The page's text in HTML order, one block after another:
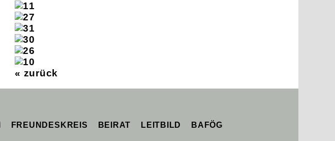
« zurück
FREUNDESKREIS BEIRAT LEITBILD
BAFÖG